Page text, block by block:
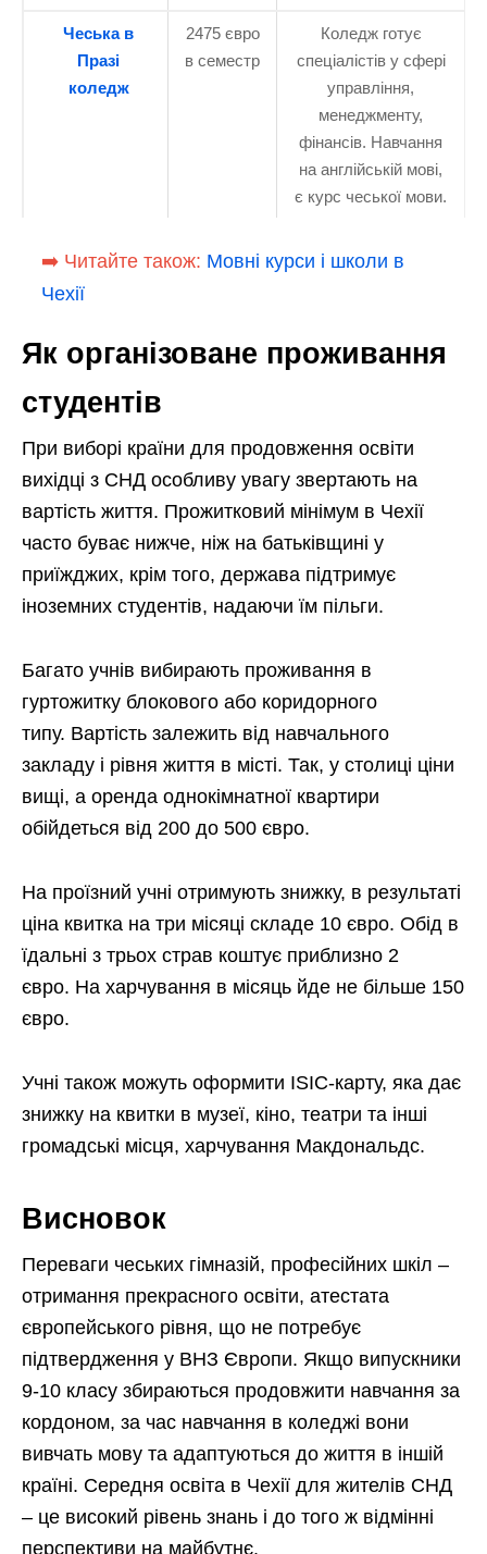
Чеська в
Празі
коледж
2475 євро
в семестр
Коледж готує
спеціалістів у сфері
управління,
менеджменту,
фінансів. Навчання
на англійській мові,
є курс чеської мови.
➡️ Читайте також: Мовні курси і школи в
Чехії
Як організоване проживання
студентів
При виборі країни для продовження освіти
вихідці з СНД особливу увагу звертають на
вартість життя. Прожитковий мінімум в Чехії
часто буває нижче, ніж на батьківщині у
приїжджих, крім того, держава підтримує
іноземних студентів, надаючи їм пільги.
Багато учнів вибирають проживання в
гуртожитку блокового або коридорного
типу. Вартість залежить від навчального
закладу і рівня життя в місті. Так, у столиці ціни
вищі, а оренда однокімнатної квартири
обійдеться від 200 до 500 євро.
На проїзний учні отримують знижку, в результаті
ціна квитка на три місяці складе 10 євро. Обід в
їдальні з трьох страв коштує приблизно 2
євро. На харчування в місяць йде не більше 150
євро.
Учні також можуть оформити ISIC-карту, яка дає
знижку на квитки в музеї, кіно, театри та інші
громадські місця, харчування Макдональдс.
Висновок
Переваги чеських гімназій, професійних шкіл –
отримання прекрасного освіти, атестата
європейського рівня, що не потребує
підтвердження у ВНЗ Європи. Якщо випускники
9-10 класу збираються продовжити навчання за
кордоном, за час навчання в коледжі вони
вивчать мову та адаптуються до життя в іншій
країні. Середня освіта в Чехії для жителів СНД
– це високий рівень знань і до того ж відмінні
перспективи на майбутнє.